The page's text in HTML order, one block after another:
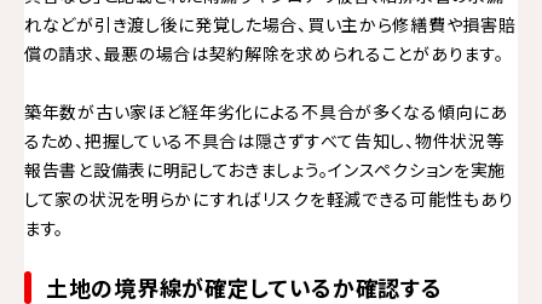
れなどが引き渡し後に発覚した場合、買い主から修繕費や損害賠
償の請求、最悪の場合は契約解除を求められることがあります。
築年数が古い家ほど経年劣化による不具合が多くなる傾向にあ
るため、把握している不具合は隠さずすべて告知し、物件状況等
報告書と設備表に明記しておきましょう。インスペクションを実施
して家の状況を明らかにすればリスクを軽減できる可能性もあり
ます。
土地の境界線が確定しているか確認する